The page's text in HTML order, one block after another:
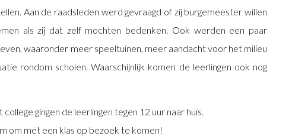
Aan de raadsleden werd gevraagd of zij burgemeester willen
als zij dat zelf mochten bedenken. Ook werden een paar
waaronder meer speeltuinen, meer aandacht voor het milieu
rondom scholen. Waarschijnlijk komen de leerlingen ook nog
gingen de leerlingen tegen 12 uur naar huis.
om met een klas op bezoek te komen!